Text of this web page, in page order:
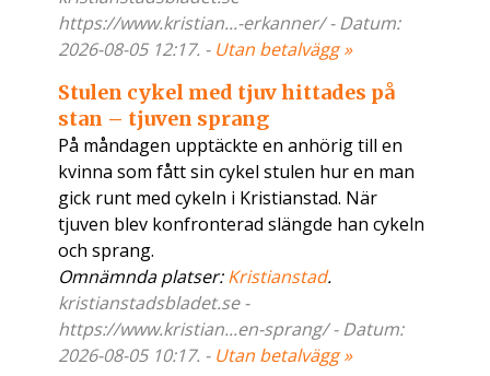
https://www.kristian...-erkanner/ - Datum:
2026-08-05 12:17. - Utan betalvägg »
Stulen cykel med tjuv hittades på
stan – tjuven sprang
På måndagen upptäckte en anhörig till en
kvinna som fått sin cykel stulen hur en man
gick runt med cykeln i Kristianstad. När
tjuven blev konfronterad slängde han cykeln
och sprang.
Omnämnda platser:Kristianstad.
kristianstadsbladet.se -
https://www.kristian...en-sprang/ - Datum:
2026-08-05 10:17. - Utan betalvägg »